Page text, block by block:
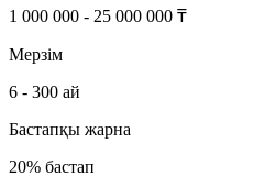
1 000 000 - 25 000 000 ₸
Мерзім
6 - 300 ай
Бастапқы жарна
20% бастап